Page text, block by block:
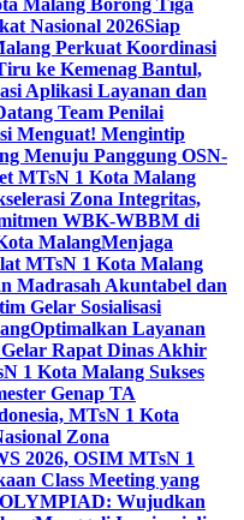
Malang Borong Tiga
Nasional 2026Siap
Perkuat Koordinasi
ke Kemenag Bantul,
Aplikasi Layanan dan
Team Penilai
Menguat! Mengintip
Menuju Panggung OSN-
MTsN 1 Kota Malang
Zona Integritas,
WBK-WBBM di
MalangMenjaga
MTsN 1 Kota Malang
Madrasah Akuntabel dan
Gelar Sosialisasi
Optimalkan Layanan
Rapat Dinas Akhir
1 Kota Malang Sukses
Genap TA
MTsN 1 Kota
Zona
2026, OSIM MTsN 1
Class Meeting yang
Wujudkan